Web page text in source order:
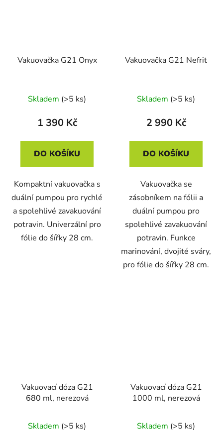
Vakuovačka G21 Onyx
Skladem (>5 ks)
1 390 Kč
DO KOŠÍKU
Kompaktní vakuovačka s
duální pumpou pro rychlé
a spolehlivé zavakuování
potravin. Univerzální pro
fólie do šířky 28 cm.
Vakuovačka G21 Nefrit
Skladem (>5 ks)
2 990 Kč
DO KOŠÍKU
Vakuovačka se
zásobníkem na fólii a
duální pumpou pro
spolehlivé zavakuování
potravin. Funkce
marinování, dvojité sváry,
pro fólie do šířky 28 cm.
Vakuovací dóza G21
680 ml, nerezová
Skladem (>5 ks)
Vakuovací dóza G21
1000 ml, nerezová
Skladem (>5 ks)